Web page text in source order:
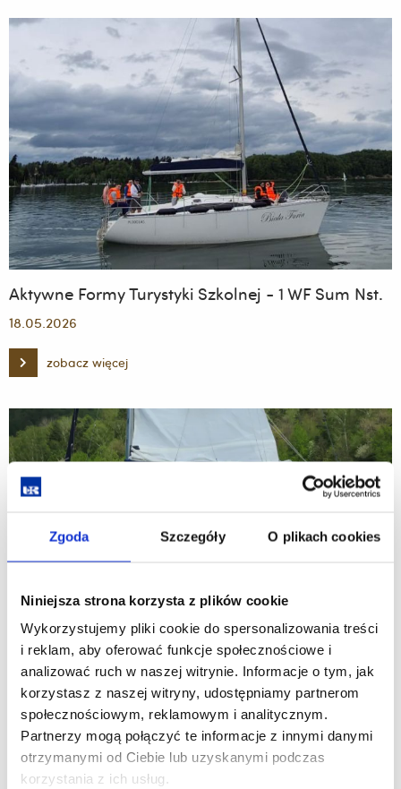
Zgoda Szczegóły O plikach cookies
Niniejsza strona korzysta z plików cookie
Wykorzystujemy pliki cookie do spersonalizowania treści
i reklam, aby oferować funkcje społecznościowe i
analizować ruch w naszej witrynie. Informacje o tym, jak
korzystasz z naszej witryny, udostępniamy partnerom
społecznościowym, reklamowym i analitycznym.
Partnerzy mogą połączyć te informacje z innymi danymi
otrzymanymi od Ciebie lub uzyskanymi podczas
korzystania z ich usług.
Aktywne Formy Turystyki Szkolnej - 1 WF Sum Nst.
18.05.2026
zobacz więcej
Aktywne
Formy
Szkolnej
WF
Sum
Nst.
Ćwiczenia terenowe - Turystyka Aktywna - 1 TiR
11.05.2026
zobacz więcej
Ćwiczenia